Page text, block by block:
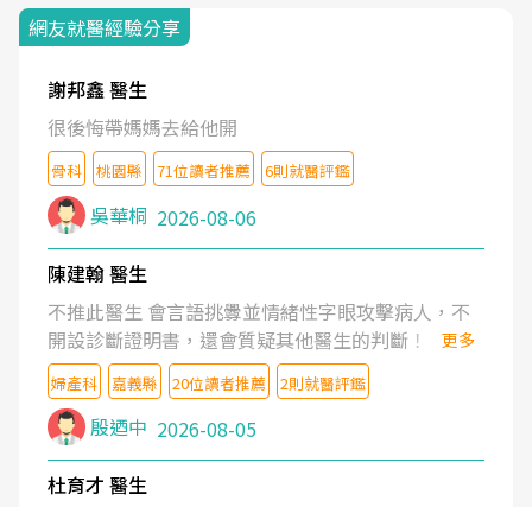
網友就醫經驗分享
謝邦鑫 醫生
很後悔帶媽媽去給他開
骨科 桃園縣 71位讀者推薦 6則就醫評鑑
吳華桐 2026-08-06
陳建翰 醫生
不推此醫生 會言語挑釁並情緒性字眼攻擊病人，不
開設診斷證明書，還會質疑其他醫生的判斷！
更多
婦產科 嘉義縣 20位讀者推薦 2則就醫評鑑
殷迺中 2026-08-05
杜育才 醫生